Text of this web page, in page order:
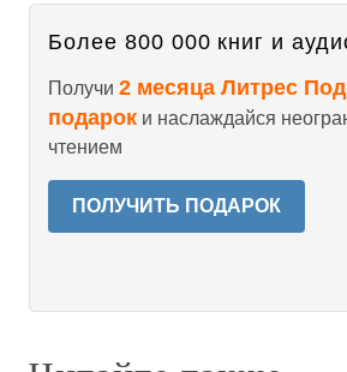
Более 800 000 книг и
Получи 2 месяца Литрес
подарок и наслаждайся
чтением
ПОЛУЧИТЬ ПОДАРОК